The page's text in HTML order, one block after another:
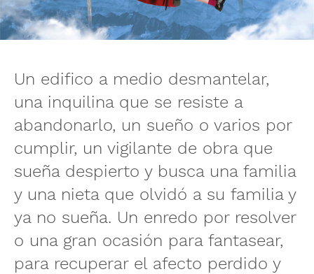
Un edifico a medio desmantelar,
una inquilina que se resiste a
abandonarlo, un sueño o varios por
cumplir, un vigilante de obra que
sueña despierto y busca una familia
y una nieta que olvidó a su familia y
ya no sueña. Un enredo por resolver
o una gran ocasión para fantasear,
para recuperar el afecto perdido y